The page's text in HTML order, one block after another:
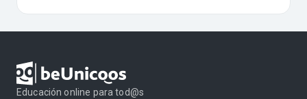
Educación online para tod@s